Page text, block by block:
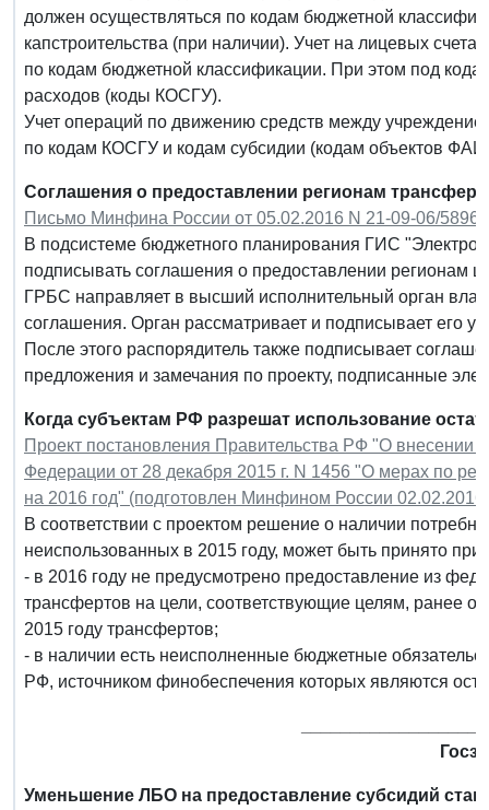
должен осуществляться по кодам бюджетной
капстроительства (при наличии). Учет на лицевых
по кодам бюджетной классификации. При этом под
расходов (коды КОСГУ).
Учет операций по движению средств между
по кодам КОСГУ и кодам субсидии (кодам объектов
Соглашения о предоставлении регионам
Письмо Минфина России от 05.02.2016 N 21-09-06/5896
В подсистеме бюджетного планирования ГИС
подписывать соглашения о предоставлении регионам
ГРБС направляет в высший исполнительный орган
соглашения. Орган рассматривает и подписывает его
После этого распорядитель также подписывает
предложения и замечания по проекту, подписанные
Когда субъектам РФ разрешат использование
Проект постановления Правительства РФ "О внесении
Федерации от 28 декабря 2015 г. N 1456 "О мерах по
на 2016 год" (подготовлен Минфином России 02.02.2016
В соответствии с проектом решение о наличии
неиспользованных в 2015 году, может быть принято
- в 2016 году не предусмотрено предоставление из
трансфертов на цели, соответствующие целям, ранее
2015 году трансфертов;
- в наличии есть неисполненные бюджетные
РФ, источником финобеспечения которых являются
Уменьшение ЛБО на предоставление субсидий